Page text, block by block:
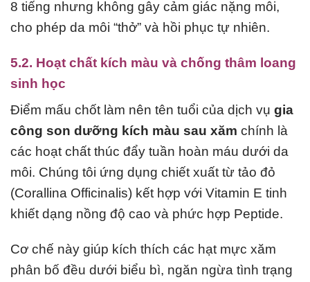
8 tiếng nhưng không gây cảm giác nặng môi,
cho phép da môi “thở” và hồi phục tự nhiên.
5.2. Hoạt chất kích màu và chống thâm loang
sinh học
Điểm mấu chốt làm nên tên tuổi của dịch vụ gia
công son dưỡng kích màu sau xăm chính là
các hoạt chất thúc đẩy tuần hoàn máu dưới da
môi. Chúng tôi ứng dụng chiết xuất từ tảo đỏ
(Corallina Officinalis) kết hợp với Vitamin E tinh
khiết dạng nồng độ cao và phức hợp Peptide.
Cơ chế này giúp kích thích các hạt mực xăm
phân bố đều dưới biểu bì, ngăn ngừa tình trạng